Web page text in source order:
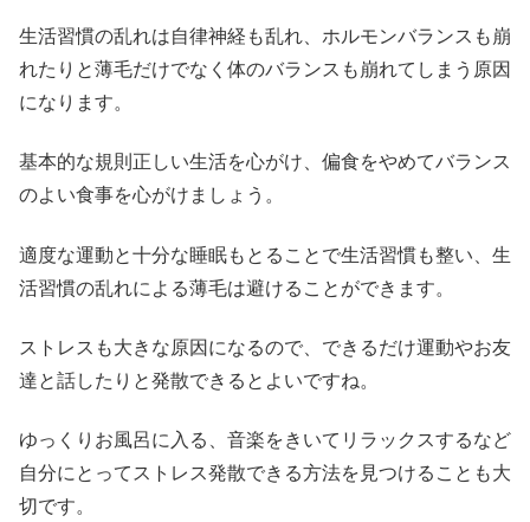
生活習慣の乱れは自律神経も乱れ、ホルモンバランスも崩
れたりと薄毛だけでなく体のバランスも崩れてしまう原因
になります。
基本的な規則正しい生活を心がけ、偏食をやめてバランス
のよい食事を心がけましょう。
適度な運動と十分な睡眠もとることで生活習慣も整い、生
活習慣の乱れによる薄毛は避けることができます。
ストレスも大きな原因になるので、できるだけ運動やお友
達と話したりと発散できるとよいですね。
ゆっくりお風呂に入る、音楽をきいてリラックスするなど
自分にとってストレス発散できる方法を見つけることも大
切です。